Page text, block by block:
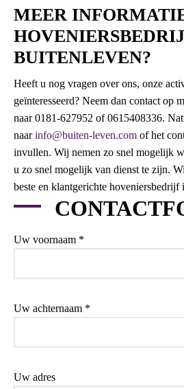
MEER
BUITENLEVEN?
Heeft u nog vragen over ons, onze
geïnteresseerd? Neem dan contact op
naar 0181-627952 of 0615408336.
naarinfo@buiten-leven.com of het
invullen. Wij nemen zo snel mogelijk
u zo snel mogelijk van dienst te zijn.
beste en klantgerichte hoveniersbedrijf
Uw voornaam *
Uw achternaam *
Uw adres